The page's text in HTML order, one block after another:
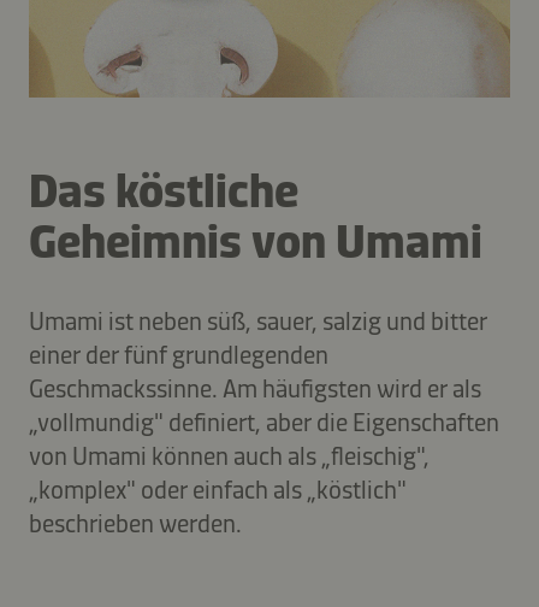
Das köstliche
Geheimnis von Umami
Umami ist neben süß, sauer, salzig und bitter
einer der fünf grundlegenden
Geschmackssinne. Am häufigsten wird er als
„vollmundig" definiert, aber die Eigenschaften
von Umami können auch als „fleischig",
„komplex" oder einfach als „köstlich"
beschrieben werden.